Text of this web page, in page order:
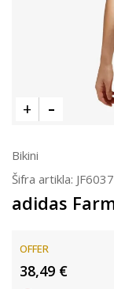
Bikini
Šifra artikla: JF6037
adidas
OFFER
38,49 €